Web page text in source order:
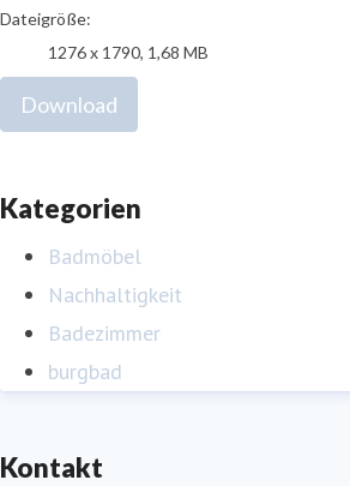
Dateigröße:
1276 x 1790, 1,68 MB
Download
Kategorien
Badmöbel
Nachhaltigkeit
Badezimmer
burgbad
Kontakt